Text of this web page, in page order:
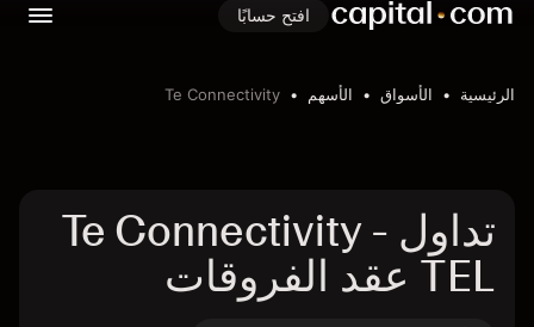
افتح حسابًا
الرئيسية الأسواق الأسهم Te Connectivity
تداول Te Connectivity -
TEL عقد الفروقات